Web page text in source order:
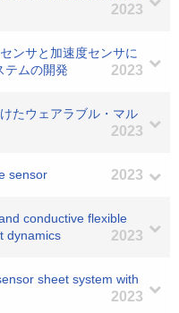
2023
ンサと加速度センサに
テムの開発
2023
たウェアラブル・マル
2023
sensor 2023
conductive flexible
dynamics
2023
sheet system with
2023